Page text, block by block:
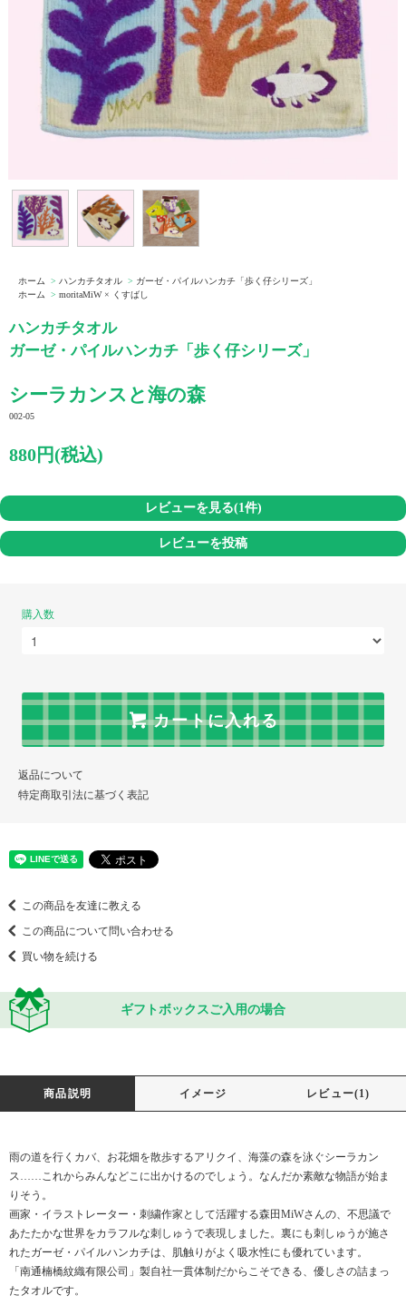
ホーム > ハンカチタオル > ガーゼ・パイルハンカチ「歩く仔シリーズ」
ホーム
> moritaMiW × くすばし
ハンカチタオル
ガーゼ・パイルハンカチ「歩く仔シリーズ」
シーラカンスと海の森
002-05
880円(税込)
レビューを見る(1件)
レビューを投稿
購入数
カートに入れる
返品について
特定商取引法に基づく表記
この商品を友達に教える
この商品について問い合わせる
買い物を続ける
ギフトボックスご入用の場合
商品説明 イメージ レビュー(1)
雨の道を行くカバ、お花畑を散歩するアリクイ、海藻の森を泳ぐシーラカン
ス……これからみんなどこに出かけるのでしょう。なんだか素敵な物語が始ま
りそう。
画家・イラストレーター・刺繍作家として活躍する森田MiWさんの、不思議で
あたたかな世界をカラフルな刺しゅうで表現しました。裏にも刺しゅうが施さ
れたガーゼ・パイルハンカチは、肌触りがよく吸水性にも優れています。
「南通楠橋紋織有限公司」製自社一貫体制だからこそできる、優しさの詰まっ
たタオルです。